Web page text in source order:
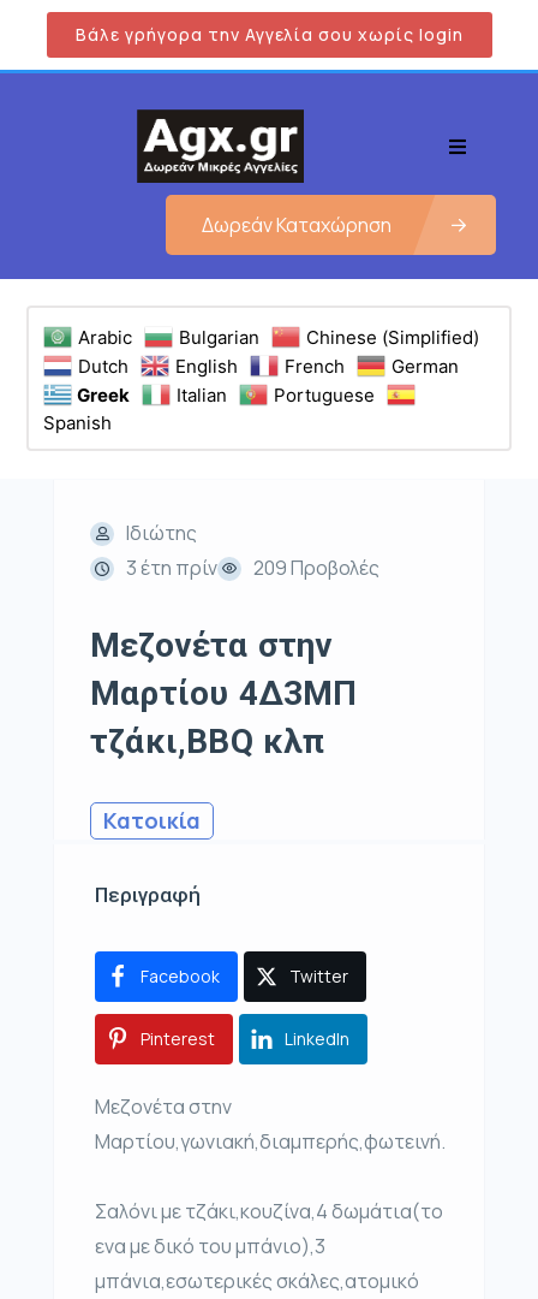
Βάλε γρήγορα την Αγγελία σου χωρίς login
Δωρεάν Καταχώρηση
Arabic Bulgarian
Chinese (Simplified)
Dutch
English French
German
Greek
Italian
Portuguese
Spanish
Ιδιώτης
3 έτη πρίν
209 Προβολές
Μεζονέτα στην
Μαρτίου 4Δ3ΜΠ
τζάκι,BBQ κλπ
Κατοικία
Περιγραφή
Facebook Twitter
Pinterest LinkedIn
Μεζονέτα στην
Μαρτίου,γωνιακή,διαμπερής,φωτεινή.
Σαλόνι με τζάκι,κουζίνα,4 δωμάτια(το
ενα με δικό του μπάνιο),3
μπάνια,εσωτερικές σκάλες,ατομικό